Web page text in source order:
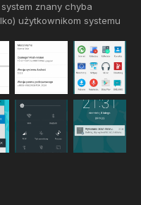
znany chyba
użytkownikom systemu
3/Wykonaj Wipe System,
zip 5/Zainstaluj